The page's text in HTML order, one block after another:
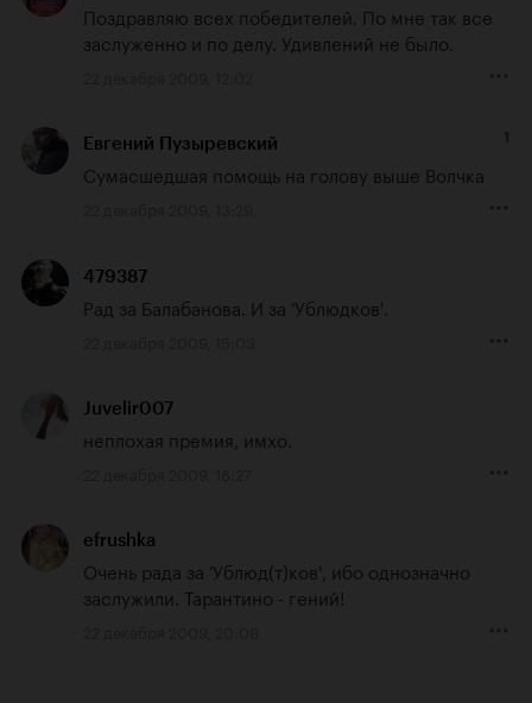
Поздравляю всех победителей. По мне так все
заслуженно и по делу. Удивлений не было.
Евгений Пузыревский 1
Сумасшедшая помощь на голову выше Волчка
479387
Рад за Балабанова. И за 'Ублюдков'.
Juvelir007
неплохая премия, имхо.
efrushka
Очень рада за 'Ублюд(т)ков', ибо однозначно
заслужили. Тарантино - гений!